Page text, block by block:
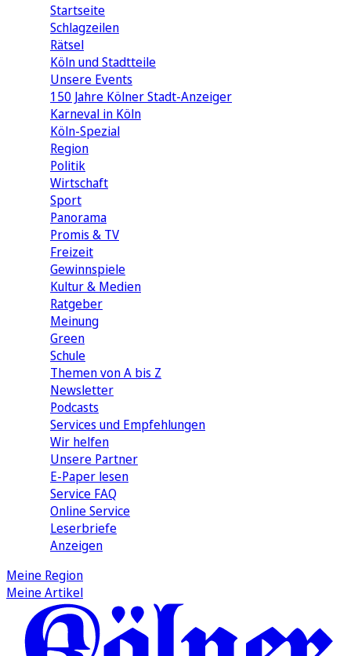
Startseite
Schlagzeilen
Rätsel
Köln und Stadtteile
Unsere Events
150 Jahre Kölner Stadt-Anzeiger
Karneval in Köln
Köln-Spezial
Region
Politik
Wirtschaft
Sport
Panorama
Promis & TV
Freizeit
Gewinnspiele
Kultur & Medien
Ratgeber
Meinung
Green
Schule
Themen von A bis Z
Newsletter
Podcasts
Services und Empfehlungen
Wir helfen
Unsere Partner
E-Paper lesen
Service FAQ
Online Service
Leserbriefe
Anzeigen
Meine Region
Meine Artikel